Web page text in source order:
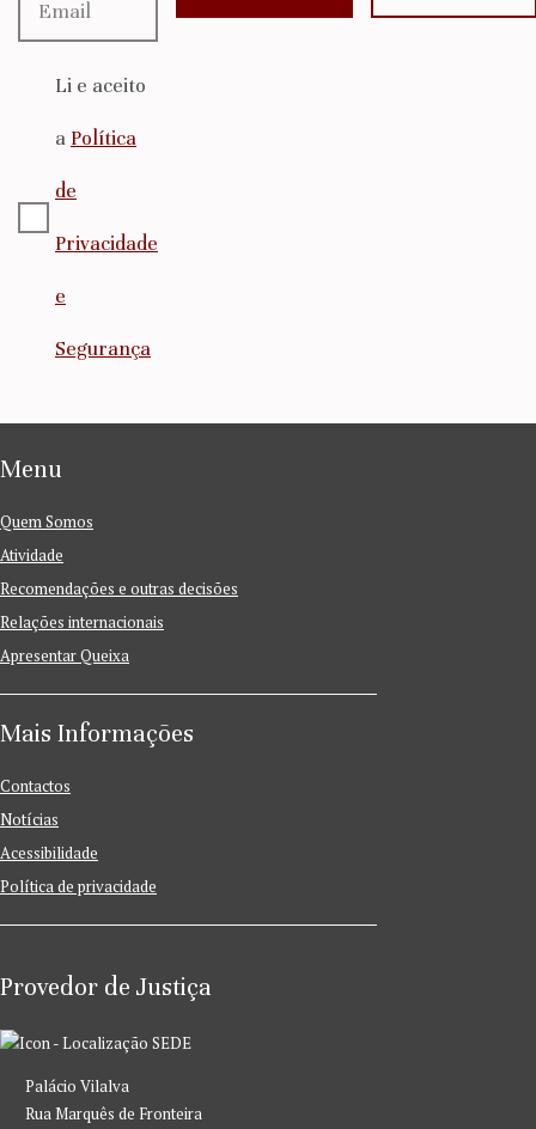
Li e aceito
a Política
de
Privacidade
e
Segurança
Menu
Quem Somos
Atividade
Recomendações e outras decisões
Relações internacionais
Apresentar Queixa
Mais Informações
Contactos
Notícias
Acessibilidade
Política de privacidade
Provedor de Justiça
SEDE
Palácio Vilalva
Rua Marquês de Fronteira